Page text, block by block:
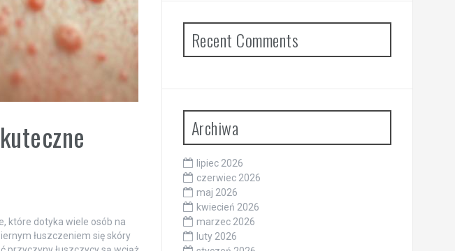
które dotyka wiele osób na
łuszczeniem się skóry
Recent Comments
Archiwa
lipiec 2026
czerwiec 2026
maj 2026
kwiecień 2026
marzec 2026
luty 2026